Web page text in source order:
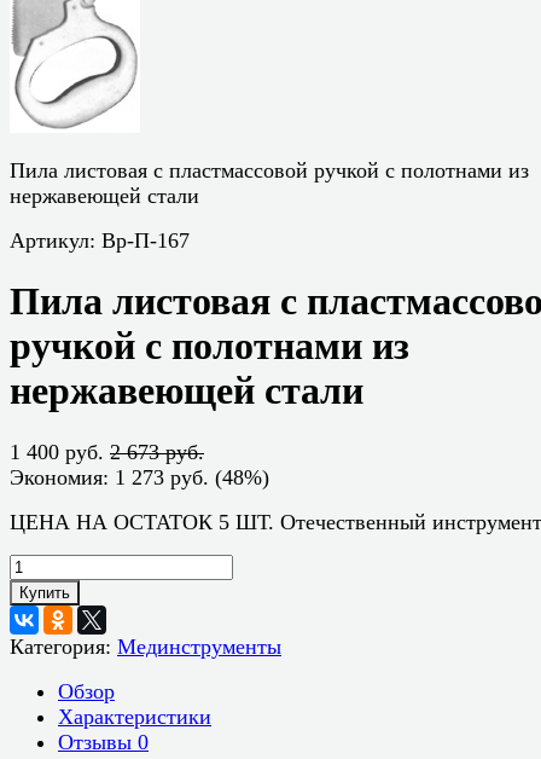
Пила листовая с пластмассовой ручкой с полотнами из
нержавеющей стали
Артикул: Вр-П-167
Пила листовая с
ручкой с полотнами из
нержавеющей стали
1 400 руб. 2 673 руб.
Экономия: 1 273 руб. (48%)
ЦЕНА НА ОСТАТОК 5 ШТ. Отечественный инструмент
Купить
Категория: Мединструменты
Обзор
Характеристики
Отзывы 0